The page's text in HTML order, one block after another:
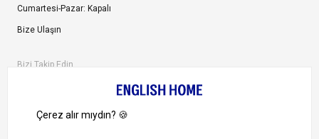
Cumartesi-Pazar: Kapalı
Bize Ulaşın
Bizi Takip Edin